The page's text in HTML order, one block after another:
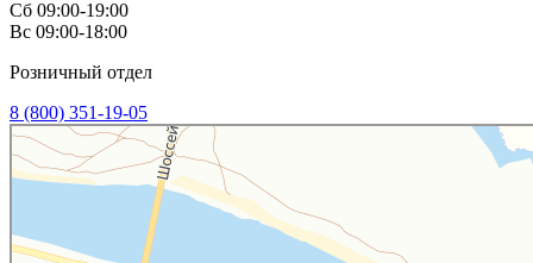
Сб 09:00-19:00
Вс 09:00-18:00
Розничный отдел
8 (800) 351-19-05